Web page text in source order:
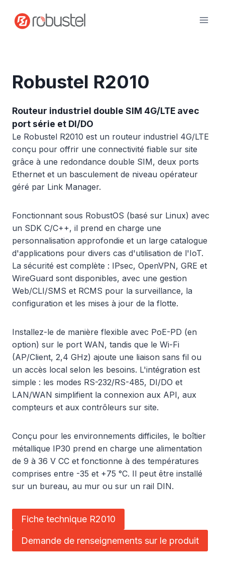
contenu
Robustel R2010
Routeur industriel double SIM 4G/LTE avec
port série et DI/DO
Le Robustel R2010 est un routeur industriel 4G/LTE
conçu pour offrir une connectivité fiable sur site
grâce à une redondance double SIM, deux ports
Ethernet et un basculement de niveau opérateur
géré par Link Manager.
Fonctionnant sous RobustOS (basé sur Linux) avec
un SDK C/C++, il prend en charge une
personnalisation approfondie et un large catalogue
d'applications pour divers cas d'utilisation de l'IoT.
La sécurité est complète : IPsec, OpenVPN, GRE et
WireGuard sont disponibles, avec une gestion
Web/CLI/SMS et RCMS pour la surveillance, la
configuration et les mises à jour de la flotte.
Installez-le de manière flexible avec PoE-PD (en
option) sur le port WAN, tandis que le Wi-Fi
(AP/Client, 2,4 GHz) ajoute une liaison sans fil ou
un accès local selon les besoins. L'intégration est
simple : les modes RS-232/RS-485, DI/DO et
LAN/WAN simplifient la connexion aux API, aux
compteurs et aux contrôleurs sur site.
Conçu pour les environnements difficiles, le boîtier
métallique IP30 prend en charge une alimentation
de 9 à 36 V CC et fonctionne à des températures
comprises entre -35 et +75 °C. Il peut être installé
sur un bureau, au mur ou sur un rail DIN.
Fiche technique R2010
Demande de renseignements sur le produit